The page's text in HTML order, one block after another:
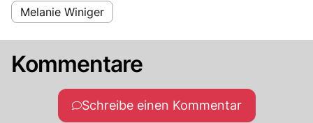
Melanie Winiger
Kommentare
Schreibe einen Kommentar